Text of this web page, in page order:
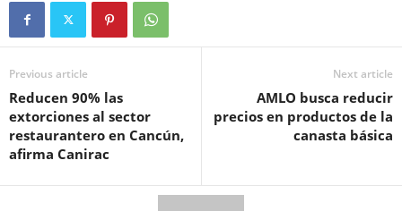
Previous article
Reducen 90% las
extorciones al sector
restaurantero en Cancún,
afirma Canirac
Next article
AMLO busca reducir
precios en productos de la
canasta básica